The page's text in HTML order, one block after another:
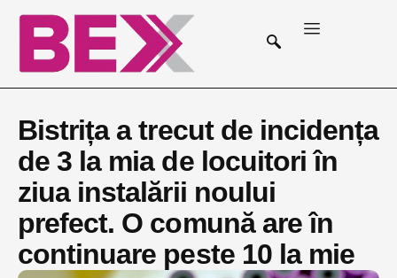
Bistrița a trecut de incidența
de 3 la mia de locuitori în
ziua instalării noului
prefect. O comună are în
continuare peste 10 la mie